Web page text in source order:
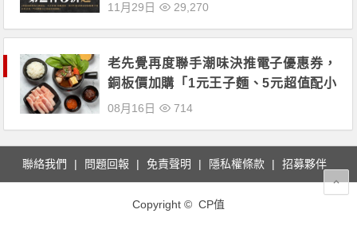
11月29日 29,270
老先覺再度聯手潮味決推電子優惠券，
銅板價加購「1元王子麵、5元超值配小
菜、10元肉盤」！
08月16日 714
聯絡我們 問題回報 免責聲明 隱私權條款 招募夥伴
Copyright © CP值